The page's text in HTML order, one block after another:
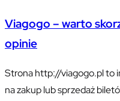
utrzymał się na muzycznej
Viagogo – warto
opinie
Strona http://viagogo.pl to
na zakup lub sprzedaż